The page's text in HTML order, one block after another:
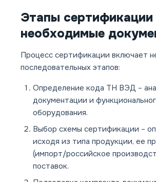
Этапы сертификации
необходимые
Процесс сертификации включает
последовательных этапов:
Определение кода ТН ВЭД –
документации и
оборудования.
Выбор схемы сертификации –
исходя из типа продукции, ее
(импорт/российское
поставок.